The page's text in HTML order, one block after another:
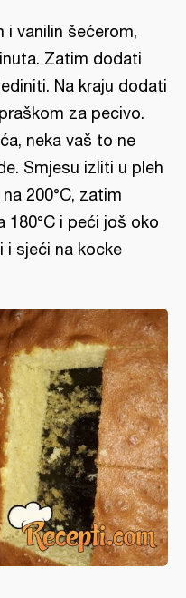
i vanilin šećerom,
Zatim dodati
Na kraju dodati
za pecivo.
neka vaš to ne
Smjesu izliti u pleh
200°C, zatim
180°C i peći još oko
i sjeći na kocke